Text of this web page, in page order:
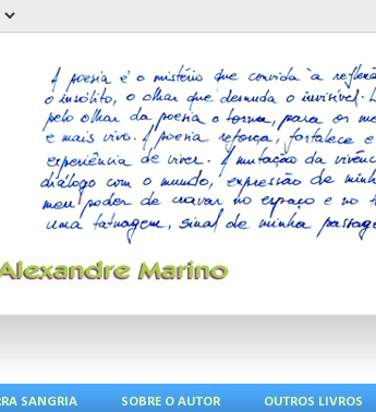
SANGRIA SOBRE O AUTOR OUTROS LIVROS